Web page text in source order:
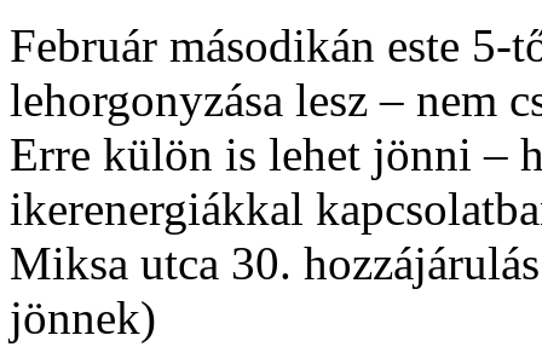
Február másodikán este
lehorgonyzása lesz – nem
Erre külön is lehet jönni –
ikerenergiákkal
Miksa utca 30.
jönnek)